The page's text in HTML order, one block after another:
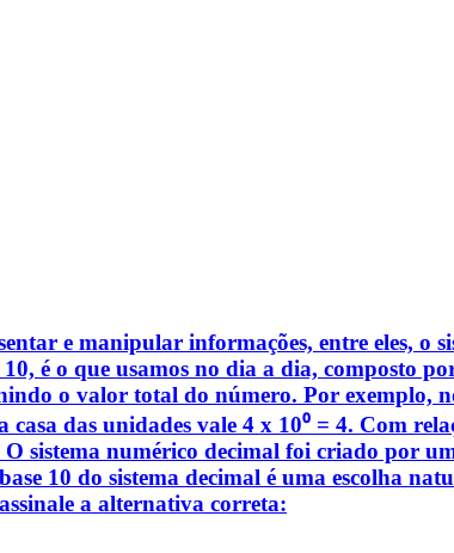
e manipular informações, entre eles, o
é o que usamos no dia a dia, composto
o valor total do número. Por exemplo,
casa das unidades vale 4 x 10⁰ = 4. Com
O sistema numérico decimal foi criado por
10 do sistema decimal é uma escolha
a alternativa correta: